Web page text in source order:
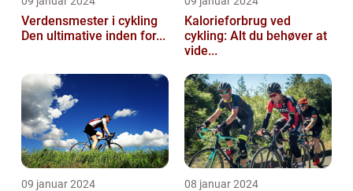
Verdensmester i cykling
Den ultimative inden for...
Kalorieforbrug ved
cykling: Alt du behøver at
vide...
09 januar 2024 08 januar 2024